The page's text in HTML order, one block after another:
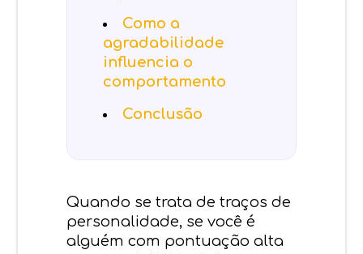
Como a
agradabilidade
influencia o
comportamento
Conclusão
Quando se trata de traços de
personalidade, se você é
alguém com pontuação alta